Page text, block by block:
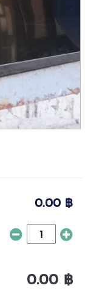
0.00 ฿
0.00 ฿